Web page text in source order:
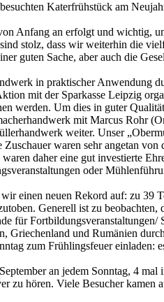
Katerfrühstück am
Anfang an erfolgt und wichtig,
stolz, dass wir weiterhin die
guten Sache, aber auch die
in praktischer
mit der Sparkasse Leipzig
werden. Um dies in guter
mit Marcus Rohr
weiter. Unser
waren sehr angetan
daher eine gut investierte
oder
einen neuen Rekord auf: zu 39
Generell ist zu
für
Griechenland und Rumänien
zum Frühlingsfeuer einladen:
an jedem Sonntag, 4
zu hören. Viele Besucher